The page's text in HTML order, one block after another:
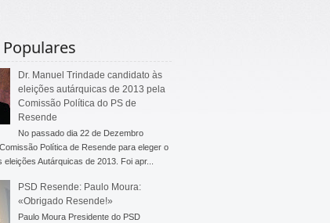
Dr. Manuel Trindade candidato às
eleições autárquicas de 2013 pela
Comissão Política do PS de
Resende
No passado dia 22 de Dezembro
Política de Resende para eleger o
eleições Autárquicas de 2013. Foi apr...
PSD Resende: Paulo Moura:
«Obrigado Resende!»
Paulo Moura Presidente do PSD